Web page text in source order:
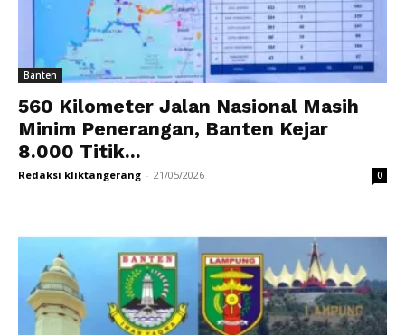
Banten
560 Kilometer Jalan Nasional Masih
Minim Penerangan, Banten Kejar
8.000 Titik...
Redaksi kliktangerang - 21/05/2026 0